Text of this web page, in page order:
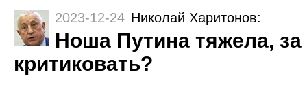
2023-12-24 Николай Харитонов:
Ноша Путина тяжела, за
критиковать?